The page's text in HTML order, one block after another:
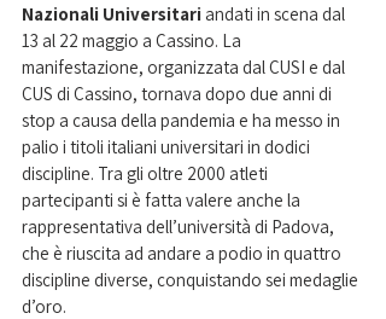
Nazionali Universitari andati in scena dal
13 al 22 maggio a Cassino. La
manifestazione, organizzata dal CUSI e dal
CUS di Cassino, tornava dopo due anni di
stop a causa della pandemia e ha messo in
palio i titoli italiani universitari in dodici
discipline. Tra gli oltre 2000 atleti
partecipanti si è fatta valere anche la
rappresentativa dell’università di Padova,
che è riuscita ad andare a podio in quattro
discipline diverse, conquistando sei medaglie
d’oro.